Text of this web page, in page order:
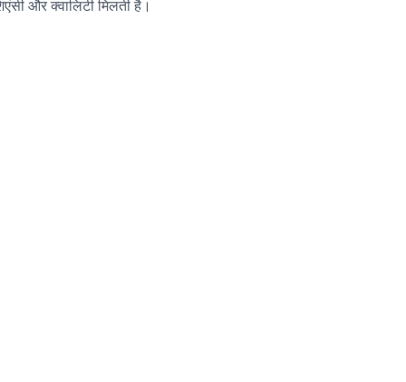
और क्वालिटी मिलती है।